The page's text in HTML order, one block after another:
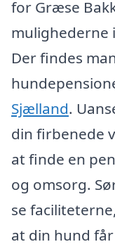
for Græse
mulighederne
Der findes
Sjælland.
din firbenede
at finde en
og omsorg.
se
at din hund